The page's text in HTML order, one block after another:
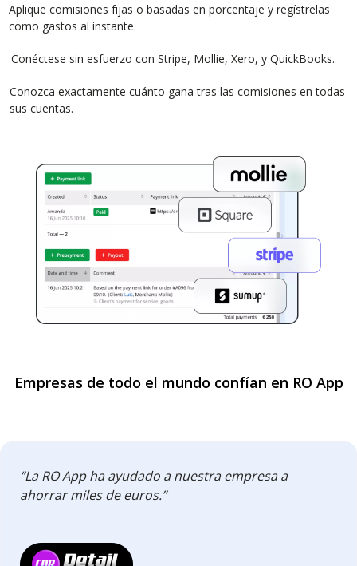
Aplique comisiones fijas o basadas en porcentaje y regístrelas
como gastos al instante.
Conéctese sin esfuerzo con Stripe, Mollie, Xero, y QuickBooks.
Conozca exactamente cuánto gana tras las comisiones en todas
sus cuentas.
Empresas de todo el mundo confían en RO App
“La RO App ha ayudado a nuestra empresa a
ahorrar miles de euros.”